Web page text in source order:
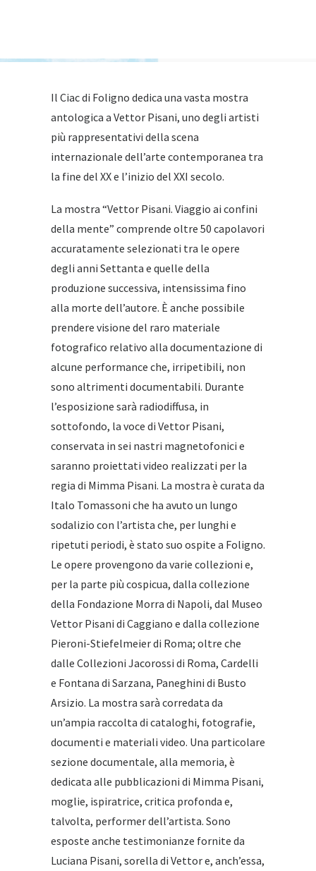
Il Ciac di Foligno dedica una vasta mostra
antologica a Vettor Pisani, uno degli artisti
più rappresentativi della scena
internazionale dell’arte contemporanea tra
la fine del XX e l’inizio del XXI secolo.
La mostra “Vettor Pisani. Viaggio ai confini
della mente” comprende oltre 50 capolavori
accuratamente selezionati tra le opere
degli anni Settanta e quelle della
produzione successiva, intensissima fino
alla morte dell’autore. È anche possibile
prendere visione del raro materiale
fotografico relativo alla documentazione di
alcune performance che, irripetibili, non
sono altrimenti documentabili. Durante
l’esposizione sarà radiodiffusa, in
sottofondo, la voce di Vettor Pisani,
conservata in sei nastri magnetofonici e
saranno proiettati video realizzati per la
regia di Mimma Pisani. La mostra è curata da
Italo Tomassoni che ha avuto un lungo
sodalizio con l’artista che, per lunghi e
ripetuti periodi, è stato suo ospite a Foligno.
Le opere provengono da varie collezioni e,
per la parte più cospicua, dalla collezione
della Fondazione Morra di Napoli, dal Museo
Vettor Pisani di Caggiano e dalla collezione
Pieroni-Stiefelmeier di Roma; oltre che
dalle Collezioni Jacorossi di Roma, Cardelli
e Fontana di Sarzana, Paneghini di Busto
Arsizio. La mostra sarà corredata da
un’ampia raccolta di cataloghi, fotografie,
documenti e materiali video. Una particolare
sezione documentale, alla memoria, è
dedicata alle pubblicazioni di Mimma Pisani,
moglie, ispiratrice, critica profonda e,
talvolta, performer dell’artista. Sono
esposte anche testimonianze fornite da
Luciana Pisani, sorella di Vettor e, anch’essa,